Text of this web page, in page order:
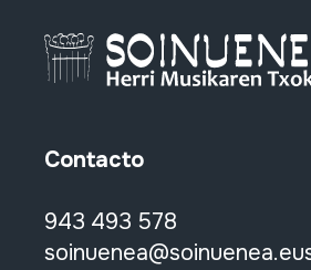
Contacto
943 493 578